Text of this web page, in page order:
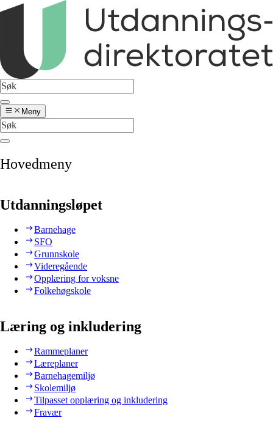
Meny
Hovedmeny
Utdanningsløpet
Barnehage
SFO
Grunnskole
Videregående
Opplæring for voksne
Folkehøgskole
Læring og inkludering
Rammeplaner
Læreplaner
Barnehagemiljø
Skolemiljø
Tilpasset opplæring og inkludering
Fravær